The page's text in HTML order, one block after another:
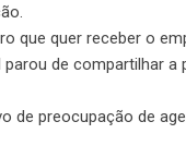
que quer receber o
de compartilhar
de preocupação de